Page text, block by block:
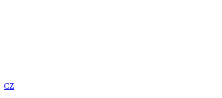
CZ